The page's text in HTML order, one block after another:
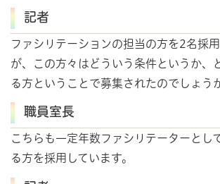
記者
ファシリテーションの担当の方を2名採
が、この方々はどういう条件というか、
る方ということで募集されたのでしょう
職員室長
こちらも一定年数ファシリテーターとし
る方を採用しています。